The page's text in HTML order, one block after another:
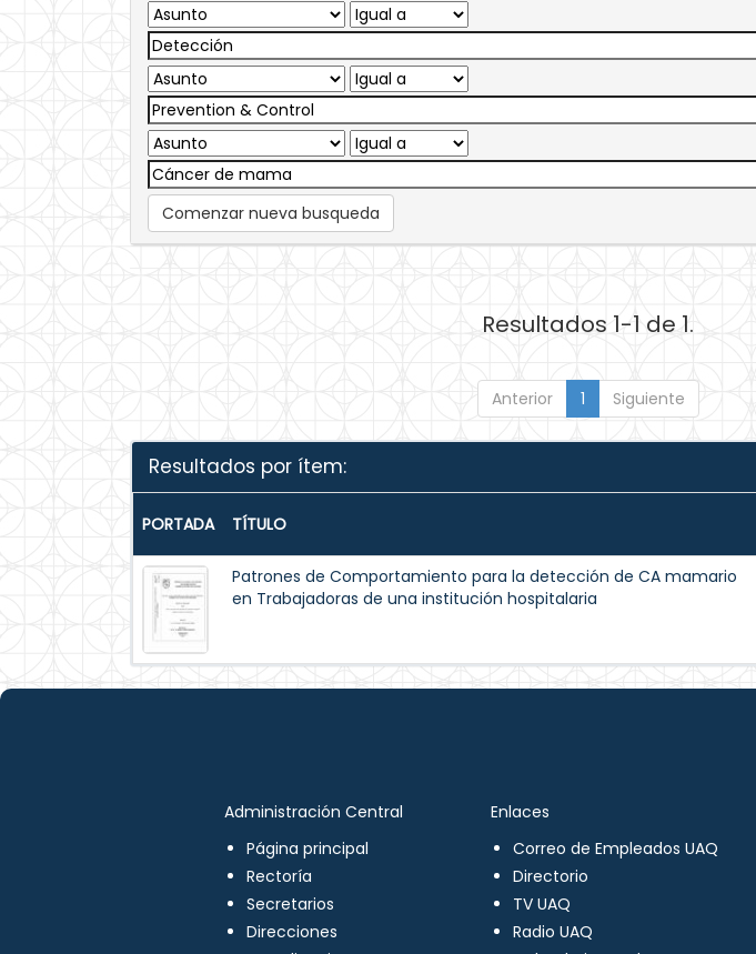
Comenzar nueva busqueda
Resultados 1-1 de 1.
Anterior 1 Siguiente
Resultados por ítem:
PORTADA TÍTULO
Patrones de Comportamiento para la detección de CA mamario
en Trabajadoras de una institución hospitalaria
Administración Central
Página principal
Rectoría
Secretarios
Direcciones
Enlaces
Correo de Empleados UAQ
Directorio
TV UAQ
Radio UAQ